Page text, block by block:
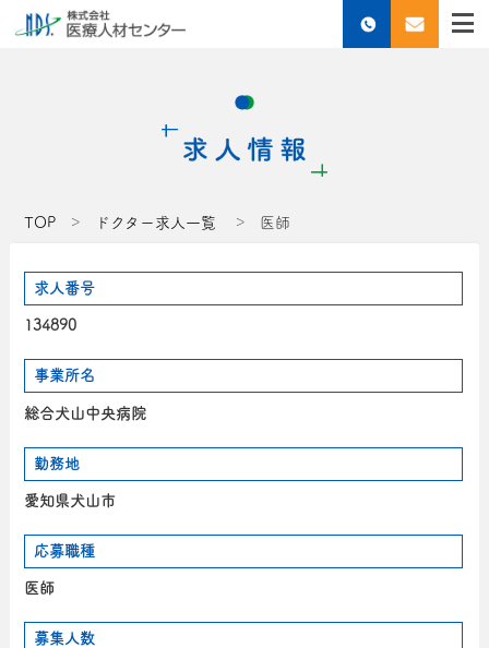
TOP ドクター求人一覧 医師
求人番号
134890
事業所名
総合犬山中央病院
勤務地
愛知県犬山市
応募職種
医師
募集人数